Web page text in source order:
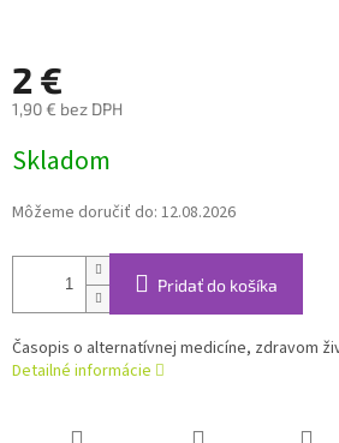
2 €
1,90 € bez DPH
cena:
Skladom
Môžeme doručiť do: 12.08.2026
Pridať do košíka
Časopis o alternatívnej medicíne, zdravom
Detailné informácie